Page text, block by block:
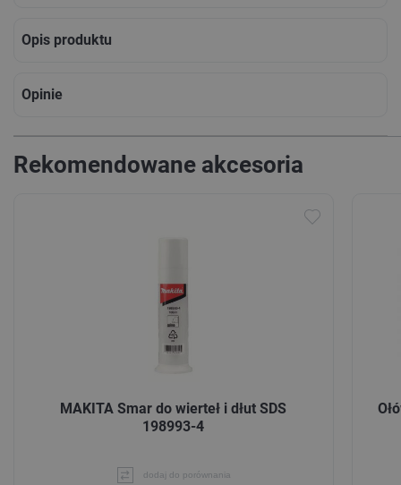
Opis produktu
Opinie
Rekomendowane akcesoria
MAKITA Smar do wierteł i dłut SDS
198993-4
dodaj do porównania